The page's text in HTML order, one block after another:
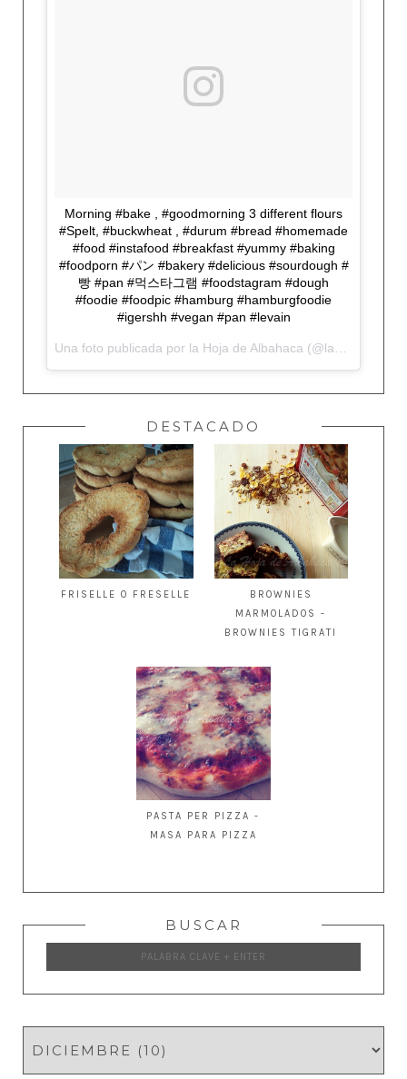
Morning #bake , #goodmorning 3 different flours
#Spelt, #buckwheat , #durum #bread #homemade
#food #instafood #breakfast #yummy #baking
#foodporn #パン #bakery #delicious #sourdough #
빵 #pan #먹스타그램 #foodstagram #dough
#foodie #foodpic #hamburg #hamburgfoodie
#igershh #vegan #pan #levain
Una foto publicada por la Hoja de Albahaca (@lahojadealbahaca) el
DESTACADO
FRISELLE O FRESELLE
BROWNIES
MARMOLADOS -
BROWNIES TIGRATI
PASTA PER PIZZA -
MASA PARA PIZZA
BUSCAR